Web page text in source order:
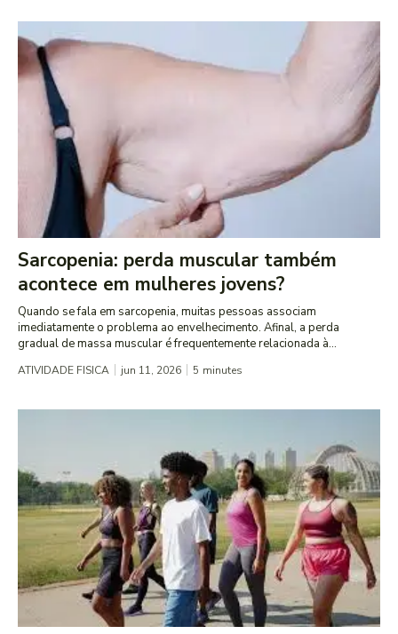
Sarcopenia: perda muscular também
acontece em mulheres jovens?
Quando se fala em sarcopenia, muitas pessoas associam
imediatamente o problema ao envelhecimento. Afinal, a perda
gradual de massa muscular é frequentemente relacionada à...
ATIVIDADE FISICA jun 11, 2026 5 minutes